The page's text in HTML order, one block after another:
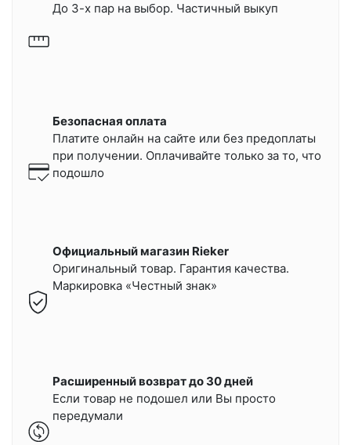
До 3-х пар на выбор. Частичный выкуп
Безопасная оплата
Платите онлайн на сайте или без предоплаты
при получении. Оплачивайте только за то, что
подошло
Официальный магазин Rieker
Оригинальный товар. Гарантия качества.
Маркировка «Честный знак»
Расширенный возврат до 30 дней
Если товар не подошел или Вы просто
передумали